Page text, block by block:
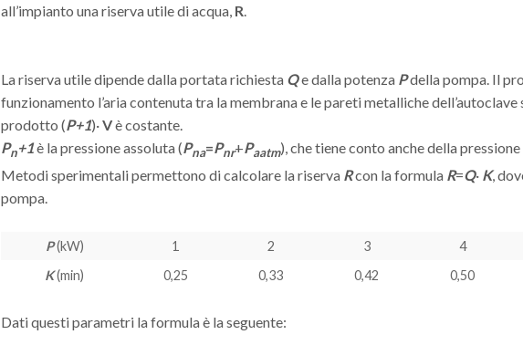
all’impianto una riserva utile di acqua, R
La riserva utile dipende dalla portata richiesta Qe dalla potenza Pdella pompa. Il
funzionamento l’aria contenuta tra la membrana e le pareti metalliche
prodotto (P+1)·Vè costante.
Pn+1è la pressione assoluta (Pna=Pnr+Paatm), che tiene conto anche della
Metodi sperimentali permettono di calcolare la riserva Rcon la formula R=Q· K,
pompa.
P(kW) 1 2 3 4
P(kW) 1 2 3 4
K(min) 0,25 0,33 0,42 0,50
Dati questi parametri la formula è la seguente: